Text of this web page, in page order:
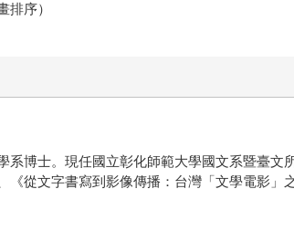
序）
系博士。現任國立彰化師範大學國文系暨臺
《從文字書寫到影像傳播：台灣「文學電影」